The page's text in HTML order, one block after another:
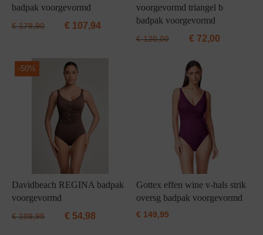
badpak voorgevormd
€179,90 € 107,94
voorgevormd triangel b
badpak voorgevormd
€120,00 €72,00
-50%
Davidbeach REGINA badpak
voorgevormd
€109,95 € 54,98
Gottex effen wine v-hals strik
oversg badpak voorgevormd
€149,95